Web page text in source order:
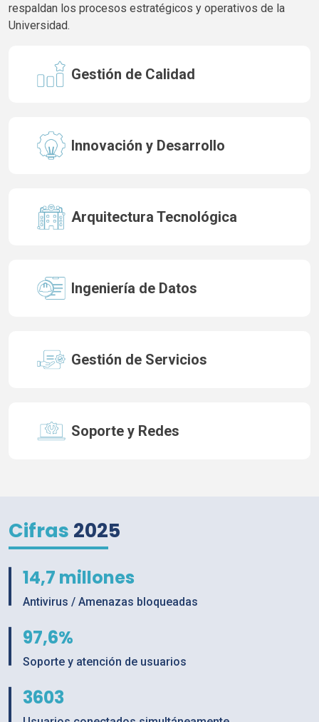
respaldan los procesos estratégicos y operativos de la
Universidad.
Gestión de Calidad
Innovación y Desarrollo
Arquitectura Tecnológica
Ingeniería de Datos
Gestión de Servicios
Soporte y Redes
Cifras 2025
14,7 millones
Antivirus / Amenazas bloqueadas
97,6%
Soporte y atención de usuarios
3603